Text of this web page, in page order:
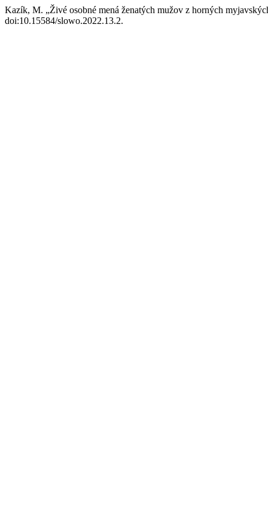
Kazík, M. „Živé osobné mená ženatých mužov z horných
doi:10.15584/slowo.2022.13.2.